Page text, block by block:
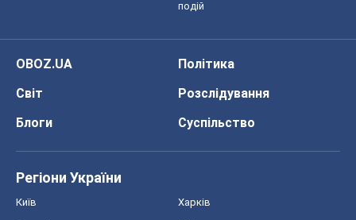
подій
OBOZ.UA
Політика
Світ
Розслідування
Блоги
Суспільство
Регіони України
Київ Харків